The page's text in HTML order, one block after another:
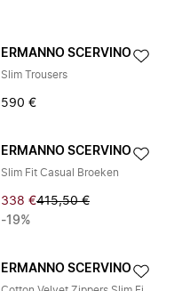
ERMANNO SCERVINO
Slim Trousers
590 €
ERMANNO SCERVINO
Slim Fit Casual Broeken
338 €415,50 €
-19%
ERMANNO SCERVINO